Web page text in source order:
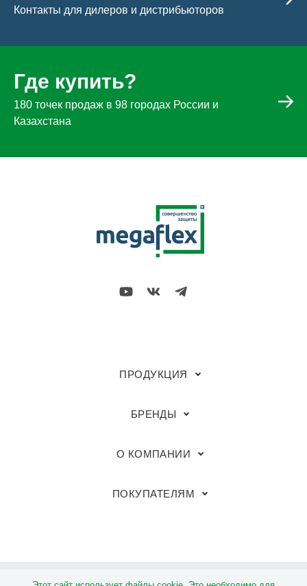
Контакты для дилеров и дистрибьюторов
Где купить?
180 точек продаж в 98 городах России и
Казахстана
ПРОДУКЦИЯ
БРЕНДЫ
О КОМПАНИИ
ПОКУПАТЕЛЯМ